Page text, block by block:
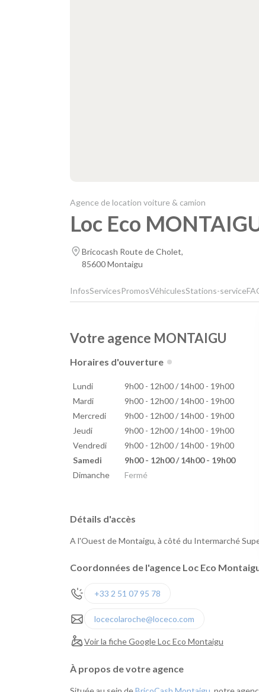
Agence de location voiture & camion
Loc Eco
Bricocash Route de Cholet,
85600 Montaigu
InfosServicesPromosVéhiculesStations-service
Votre agence MONTAIGU
Horaires d'ouverture
Lundi
9h00 - 12h00 / 14h00 - 19h00
Mardi
9h00 - 12h00 / 14h00 - 19h00
Mercredi
9h00 - 12h00 / 14h00 - 19h00
Jeudi
9h00 - 12h00 / 14h00 - 19h00
Vendredi
9h00 - 12h00 / 14h00 - 19h00
Samedi
9h00 - 12h00 / 14h00 - 19h00
Dimanche
Fermé
Détails d'accès
A l'Ouest de Montaigu, à côté du Intermarché
Coordonnées de l'agence Loc Eco
+33 2 51 07 95 78
locecolaroche@loceco.com
Voir la fiche Google Loc Eco Montaigu
À propos de votre agence